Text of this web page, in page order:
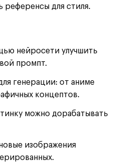
референсы для стиля.
нейросети улучшить
промпт.
генерации: от аниме
концептов.
можно дорабатывать
изображения